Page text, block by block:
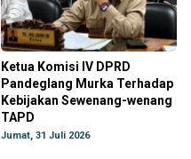
Ketua Komisi IV DPRD
Pandeglang Murka Terhadap
Kebijakan Sewenang-wenang
TAPD
Jumat, 31 Juli 2026